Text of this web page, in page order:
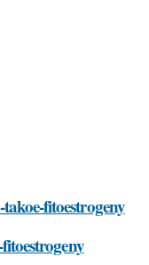
fitoestrogeny